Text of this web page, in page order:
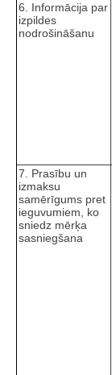
6. Informācija par
izpildes
nodrošināšanu
7. Prasību un
izmaksu
samērīgums pret
ieguvumiem, ko
sniedz mērķa
sasniegšana